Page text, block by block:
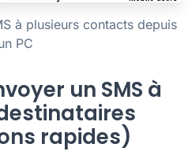
à plusieurs contacts depuis
PC
un SMS à
rapides)